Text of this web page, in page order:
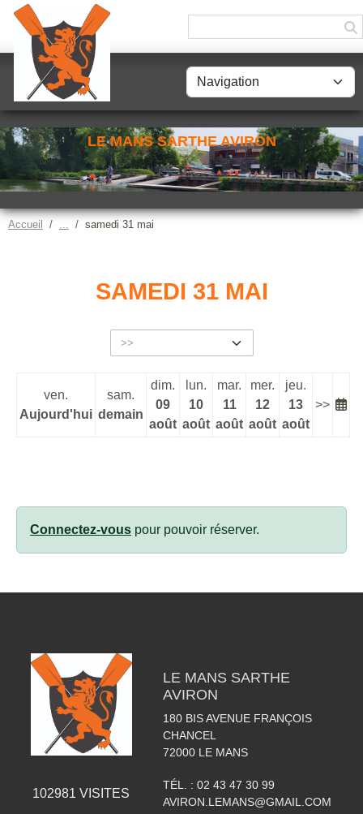
LE MANS SARTHE AVIRON
Accueil samedi 31 mai
SAMEDI 31 MAI
ven.
Aujourd'hui
sam.
demain
dim.
09
août
lun.
10
août
mar.
11
août
mer.
12
août
jeu.
13
août
>>
Connectez-vous pour pouvoir réserver.
102981 VISITES
LE MANS SARTHE
AVIRON
180 BIS AVENUE FRANÇOIS
CHANCEL
72000 LE MANS
TÉL. : 02 43 47 30 99
AVIRON.LEMANS@GMAIL.COM
Panneau de gestion des cookies